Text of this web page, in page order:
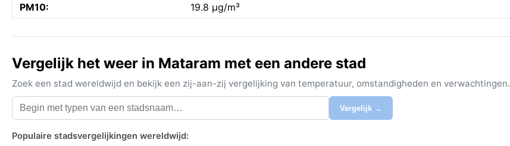
PM10:
19.8 µg/m³
Vergelijk het weer in Mataram met een andere stad
Zoek een stad wereldwijd en bekijk een zij-aan-zij vergelijking van temperatuur, omstandigheden en verwachtingen.
Vergelijk →
Populaire stadsvergelijkingen wereldwijd: